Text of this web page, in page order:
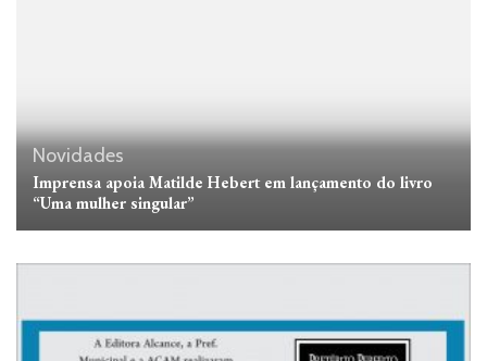
Novidades
Imprensa apoia Matilde Hebert em lançamento do livro
“Uma mulher singular”